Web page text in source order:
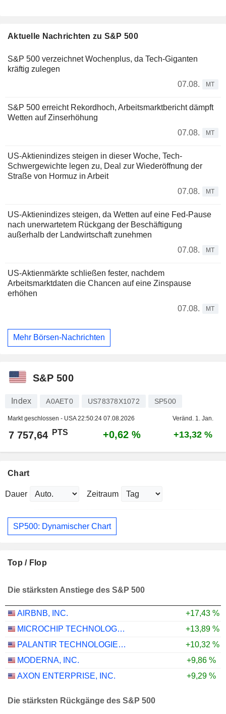
Aktuelle Nachrichten zu S&P 500
S&P 500 verzeichnet Wochenplus, da Tech-Giganten
kräftig zulegen
07.08.
MT
S&P 500 erreicht Rekordhoch, Arbeitsmarktbericht dämpft
Wetten auf Zinserhöhung
07.08.
MT
US-Aktienindizes steigen in dieser Woche, Tech-
Schwergewichte legen zu, Deal zur Wiederöffnung der
Straße von Hormuz in Arbeit
07.08.
MT
US-Aktienindizes steigen, da Wetten auf eine Fed-Pause
nach unerwartetem Rückgang der Beschäftigung
außerhalb der Landwirtschaft zunehmen
07.08.
MT
US-Aktienmärkte schließen fester, nachdem
Arbeitsmarktdaten die Chancen auf eine Zinspause
erhöhen
07.08.
MT
Mehr Börsen-Nachrichten
S&P 500
Index A0AET0 US78378X1072 SP500
Markt geschlossen - USA22:50:24 07.08.2026 Veränd. 1. Jan.
7 757,64 PTS +0,62 % +13,32 %
Chart
Dauer Zeitraum
SP500: Dynamischer Chart
Top / Flop
Die stärksten Anstiege des S&P 500
AIRBNB, INC.
+17,43 %
MICROCHIP TECHNOLOGY INCORPORATED
+13,89 %
PALANTIR TECHNOLOGIES INC.
+10,32 %
MODERNA, INC.
+9,86 %
AXON ENTERPRISE, INC.
+9,29 %
Die stärksten Rückgänge des S&P 500